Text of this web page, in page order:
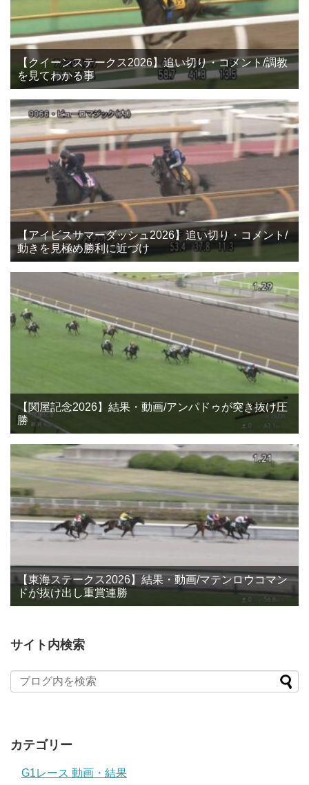
【クイーンステークス2026】追い切り・コメント/調教
を見てわかる事
【アイビスサマーダッシュ2026】追い切り・コメント/
動きを見極め勝利に近づけ
【関屋記念2026】結果・動画/アンパドゥが突き抜け圧
勝
【東海ステークス2026】結果・動画/マテンロウコマン
ドが抜け出し重賞連勝
サイト内検索
カテゴリー
G1レース 動画・結果